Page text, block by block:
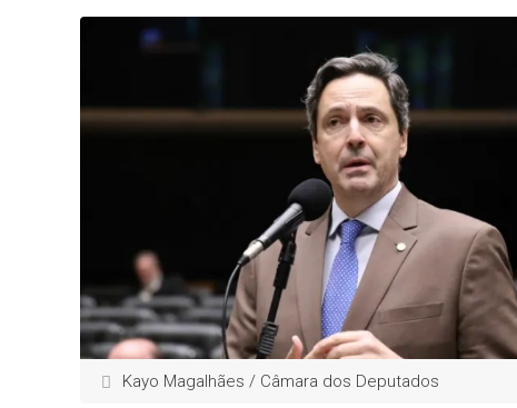
Kayo Magalhães / Câmara dos Deputados